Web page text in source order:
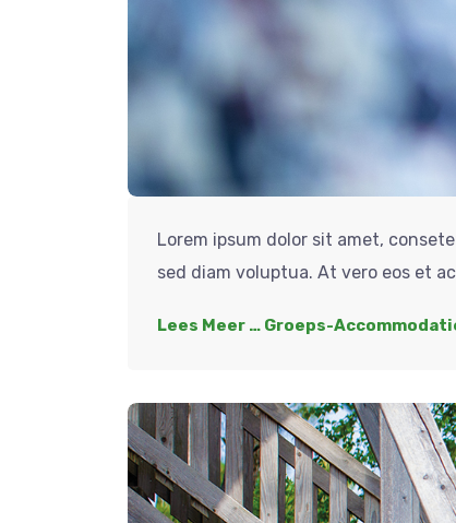
Lorem ipsum dolor sit amet,
sed diam voluptua. At vero eos et
Lees Meer … Groeps-